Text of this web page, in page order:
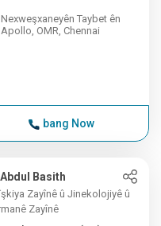
Nexweşxaneyên Taybet ên
Apollo, OMR, Chennai
bang Now
Abdul Basith
Zayînê û Jinekolojiyê û
Zayînê